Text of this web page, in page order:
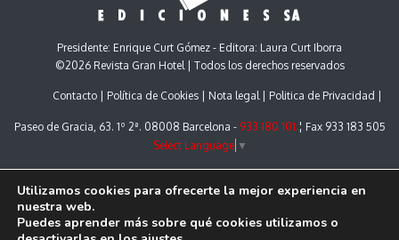
Presidente: Enrique Curt Gómez - Editora: Laura Curt Iborra
©2026 Revista Gran Hotel | Todos los derechos reservados
Contacto Política de Cookies Nota legal Politica de Privacidad
Paseo de Gracia, 63. 1º 2ª. 08008 Barcelona - 933 180 101 ¦ Fax 933 183 505
Select Language ▼
Utilizamos cookies para ofrecerte la mejor experiencia en
nuestra web.
Puedes aprender más sobre qué cookies utilizamos o